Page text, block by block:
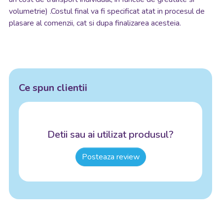
volumetrie) .Costul final va fi specificat atat in procesul de
plasare al comenzii, cat si dupa finalizarea acesteia.
Ce spun clientii
Detii sau ai utilizat produsul?
Posteaza review